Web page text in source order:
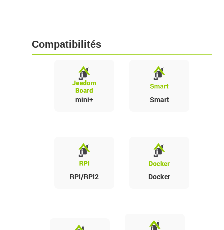
Compatibilités
mini+ Smart
RPI/RPI2 Docker